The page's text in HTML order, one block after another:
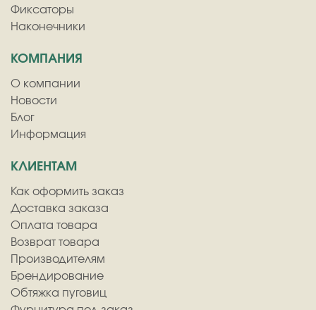
Фиксаторы
Наконечники
КОМПАНИЯ
О компании
Новости
Блог
Информация
КЛИЕНТАМ
Как оформить заказ
Доставка заказа
Оплата товара
Возврат товара
Производителям
Брендирование
Обтяжка пуговиц